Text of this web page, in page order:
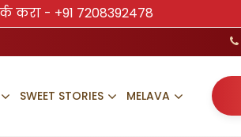
करा - +91 7208392478
SWEET STORIES MELAVA